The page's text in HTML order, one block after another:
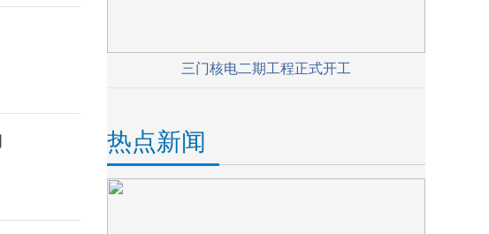
三门核电二期工程正式开工
热点新闻